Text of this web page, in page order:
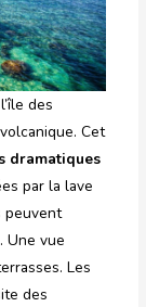
des
Cet
dramatiques
par la lave
peuvent
Une vue
Les
des